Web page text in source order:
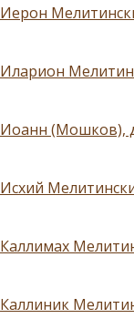
Иерон
Иларион
Иоанн (Мошков),
Исхий
Каллимах
Каллиник